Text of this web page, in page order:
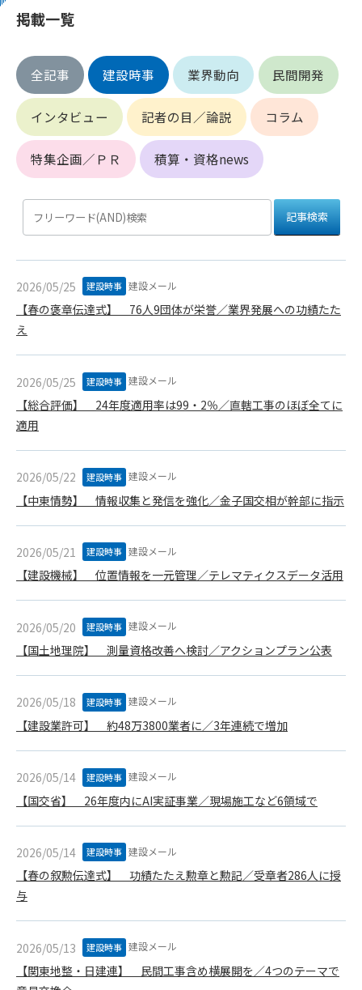
掲載一覧
全記事 建設時事 業界動向 民間開発
インタビュー 記者の目／論説 コラム
特集企画／ＰＲ 積算・資格news
2026/05/25 建設時事 建設メール
【春の褒章伝達式】 76人9団体が栄誉／業界発展への功績たた
え
2026/05/25 建設時事 建設メール
【総合評価】 24年度適用率は99・2％／直轄工事のほぼ全てに
適用
2026/05/22 建設時事 建設メール
【中東情勢】 情報収集と発信を強化／金子国交相が幹部に指示
2026/05/21 建設時事 建設メール
【建設機械】 位置情報を一元管理／テレマティクスデータ活用
2026/05/20 建設時事 建設メール
【国土地理院】 測量資格改善へ検討／アクションプラン公表
2026/05/18 建設時事 建設メール
【建設業許可】 約48万3800業者に／3年連続で増加
2026/05/14 建設時事 建設メール
【国交省】 26年度内にAI実証事業／現場施工など6領域で
2026/05/14 建設時事 建設メール
【春の叙勲伝達式】 功績たたえ勲章と勲記／受章者286人に授
与
2026/05/13 建設時事 建設メール
【関東地整・日建連】 民間工事含め横展開を／4つのテーマで
第4条（会員の定義と登録）
1. 管理者は前条により審査の結果、会員申込みをした者が以下
員としての権限を承認しないことがあります。
(1) 会員申し込みをした者が実在しなかった場合
(2) 本規約に違反した場合/li>
(3) 会員申し込みの際、申告事項に虚偽があった場合
(4) 会員申込者が管理者所定の手続き通りに会員申込手続き処
理を行わなかった場合
(5) その他管理者が会員とすることを不適当と判断した場合
当することが判明した場合、会員資格を取り消すことがあり
ます。
1. 会員は申込の際に管理者が発行したIDおよびパスワードの使
用および管理について責任を負うものとします。
ん。
3. 会員は、IDおよびパスワードの管理不十分、使用上の過誤、
第三者（他の会員を含む）の使用等による損害について責任
を負うものとし、管理者は一切責任を負いません。
第6条（会員の禁止事項）
1. 会員は建設資料館WEB上で以下の行為をしないものとしま
す。
(1) 第三者または管理者の著作権、その他知的所有権を侵害す
る行為
(2) 第三者または管理者の財産、プライバシー等を侵害する行
為
(3) 第三者または管理者を誹謗中傷する行為
(4) 有害なコンピュータプログラム等を送信又は書き込む行為
(5) 第三者に不利益を与える行為
(6) 管理者が承認していない営利を目的とした行為
(7) 公序良俗に反する行為
(8) 犯罪的行為に結びつく行為
(9) その他、法律に反する行為
(10) 建設資料館から知り得た情報及びダウンロードした情報
を、営利を目的として第三者に転売し、または転売のため
に第三者に提供すること
第7条（登録内容の削除）
管理者は、会員が登録した内容が以下に該当する、またはその
(1) 登録されている情報が、第6条の定める禁止事項に該当する
と管理者が、判断した場合
(2) 建設資料館の運営および保守管理上、必要と判断した場合
第8条（サービスの変更・中止等）
管理者は、会員の承諾なく、本サービス内容の変更(新規追加、
廃止を含み)し、本サービスの運営を中止または廃止することが